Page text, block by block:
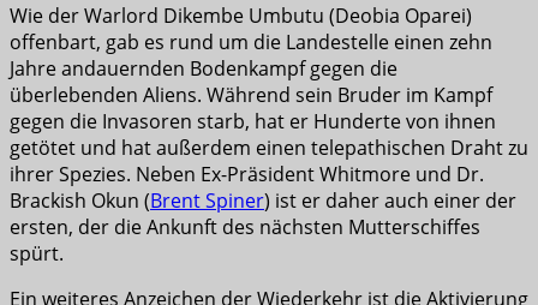
Wie der Warlord Dikembe Umbutu (Deobia Oparei)
offenbart, gab es rund um die Landestelle einen zehn
Jahre andauernden Bodenkampf gegen die
überlebenden Aliens. Während sein Bruder im Kampf
gegen die Invasoren starb, hat er Hunderte von ihnen
getötet und hat außerdem einen telepathischen Draht zu
ihrer Spezies. Neben Ex-Präsident Whitmore und Dr.
Brackish Okun (Brent Spiner) ist er daher auch einer der
ersten, der die Ankunft des nächsten Mutterschiffes
spürt.
Ein weiteres Anzeichen der Wiederkehr ist die Aktivierung